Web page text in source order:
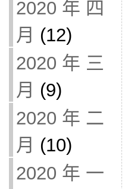
2020 年 四
月 (12)
2020 年 三
月 (9)
2020 年 二
月 (10)
2020 年 一